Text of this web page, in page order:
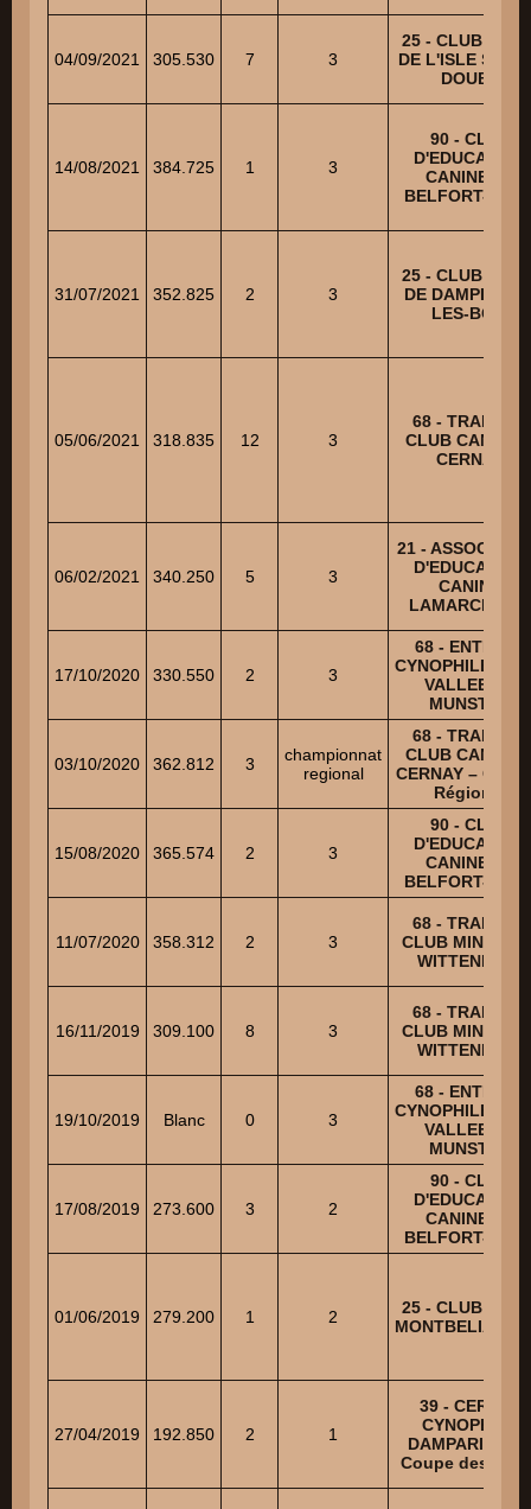
04/09/2021 305.530 7 3
25 - CLUB
DE L'ISLE SUR
DOUBS
14/08/2021 384.725 1 3
90 - CLUB
D'EDUCATION
CANINE DE
BELFORT-
31/07/2021 352.825 2 3
25 - CLUB
DE
LES-BOIS
05/06/2021 318.835 12 3
68 - TRAINING
CLUB CANIN
CERNAY
06/02/2021 340.250 5 3
21 -
D'EDUCATION
CANINE
LAMARCHOISE
17/10/2020 330.550 2 3
68 - ENTENTE
CYNOPHILE DE
VALLEE DE
MUNSTER
03/10/2020 362.812 3
championnat
regional
68 - TRAINING
CLUB CANIN
CERNAY –
Régional
15/08/2020 365.574 2 3
90 - CLUB
D'EDUCATION
CANINE DE
BELFORT-
11/07/2020 358.312 2 3
68 - TRAINING
CLUB MINIER
WITTENHEIM
16/11/2019 309.100 8 3
68 - TRAINING
CLUB MINIER
WITTENHEIM
19/10/2019 Blanc 0 3
68 - ENTENTE
CYNOPHILE DE
VALLEE DE
MUNSTER
17/08/2019 273.600 3 2
90 - CLUB
D'EDUCATION
CANINE DE
BELFORT-
01/06/2019 279.200 1 2
25 - CLUB
27/04/2019 192.850 2 1
39 - CERCLE
CYNOPHILE
DAMPARISIEN -
Coupe des